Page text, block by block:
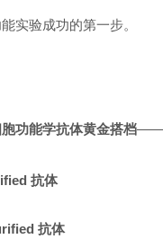
实验成功的第一步。
胞功能学抗体黄金搭档——
抗体
抗体